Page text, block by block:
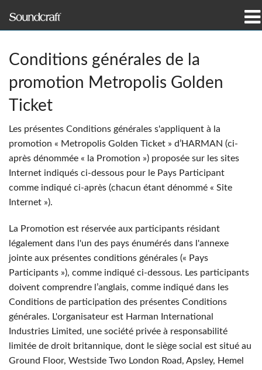
dove acquistare
formazione
supporto
La nostra storia
Lingua/Regione
Conditions générales de la
promotion Metropolis Golden
Ticket
Les présentes Conditions générales s'appliquent à la
promotion « Metropolis Golden Ticket » d’HARMAN (ci-
après dénommée « la Promotion ») proposée sur les sites
Internet indiqués ci-dessous pour le Pays Participant
comme indiqué ci-après (chacun étant dénommé « Site
Internet »).
La Promotion est réservée aux participants résidant
légalement dans l'un des pays énumérés dans l'annexe
jointe aux présentes conditions générales (« Pays
Participants »), comme indiqué ci-dessous. Les participants
doivent comprendre l’anglais, comme indiqué dans les
Conditions de participation des présentes Conditions
générales. L'organisateur est Harman International
Industries Limited, une société privée à responsabilité
limitée de droit britannique, dont le siège social est situé au
Ground Floor, Westside Two London Road, Apsley, Hemel